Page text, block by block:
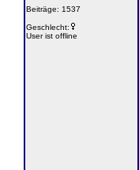
Beiträge: 1537
Geschlecht:
User ist offline